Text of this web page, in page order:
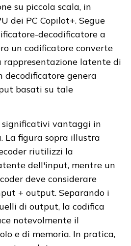
su piccola scala, in
dei PC Copilot+. Segue
decodificatore a
un codificatore converte
latente di
decodificatore genera
basati su tale
significativi vantaggi in
La figura sopra illustra
riutilizzi la
dell'input, mentre un
deve considerare
+ output. Separando i
di output, la codifica
notevolmente il
e di memoria. In pratica,